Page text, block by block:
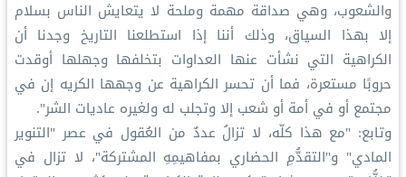
والشعوب، وهي صداقة مهمة وملحة لا يتعايش الناس بسلام
إلا بهذا السياق، وذلك أننا إذا استطلعنا التاريخ وجدنا أن
الكراهية التي نشأت عنها العداوات بتخلفها وجهلها أوقدت
حروبًا مستعرة، فما أن تحسر الكراهية عن وجهها الكريه إن في
مجتمع أو في أمة أو شعب إلا وتجلب له ولغيره عاديات الشر".
وتابع: "مع هذا كلّه، لا تزالُ عددٌ من العُقول في عصر "التنوير
المادي" و"التقدُّمِ الحضاري بمفاهيمِهِ المشتركة"، لا تزال في